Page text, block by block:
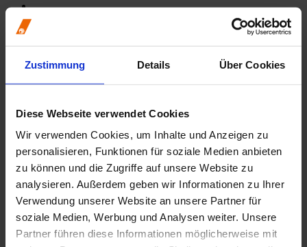
Zustimmung Details Über Cookies
Diese Webseite verwendet Cookies
Wir verwenden Cookies, um Inhalte und Anzeigen zu
personalisieren, Funktionen für soziale Medien anbieten
zu können und die Zugriffe auf unsere Website zu
analysieren. Außerdem geben wir Informationen zu Ihrer
Verwendung unserer Website an unsere Partner für
soziale Medien, Werbung und Analysen weiter. Unsere
Partner führen diese Informationen möglicherweise mit
Zahnunfall: Vorbeugung und
richtiges Verhalten im Notfall
werden, sind ziemlich häufig.
Die Statistik sagt, dass immerhin jedes dritte oder vierte Kind bis zu
seinem 16. Lebensjahr einen unfallbedingten Zahnschaden erleidet –
ob in der Schule oder in der Freizeit insbesondere bei Ball- und
Kontaktsportarten sowie beim Inline-Skaten oder Mountain-Biken.
Am häufigsten von Verletzungen betroffen sind dann die
Schneidezähne („Frontzahntrauma“). Art und Umfang der Schäden